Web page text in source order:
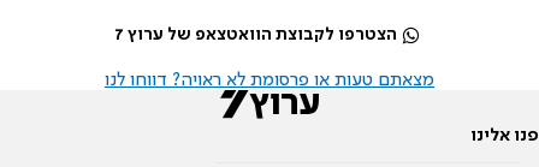
הצטרפו לקבוצת הוואטצאפ של ערוץ 7
מצאתם טעות או פרסומת לא ראויה? דווחו לנו
פנו אלינו